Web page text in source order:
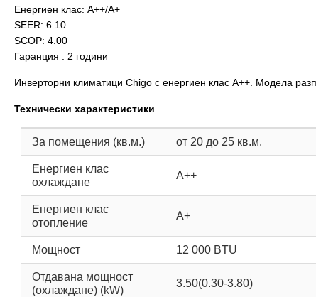
Енергиен клас: А++/A+
SEER: 6.10
SCOP: 4.00
Гаранция : 2 години
Инверторни климатици Chigo с енергиен клас А++. Модела
Технически характеристики
За помещения (кв.м.) от 20 до 25 кв.м.
Енергиен клас
охлаждане
А++
Енергиен клас
отопление
А+
Мощност 12 000 BTU
Отдавана мощност
(охлаждане) (kW)
3.50(0.30-3.80)